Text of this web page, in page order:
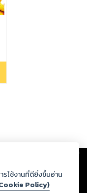
ากฏว่าละเมิดสิทธิใน
และศีลธรรม ดังนั้น ผู้อ่าน
เอง และหากท่านพบว่าส่วน
รใช้งานที่ดียิ่งขึ้นอ่าน
Policy)